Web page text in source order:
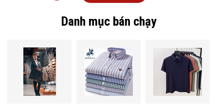
Danh mục bán chạy